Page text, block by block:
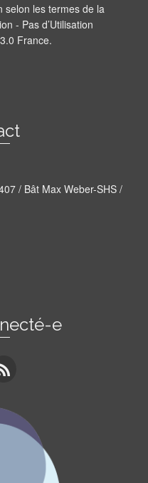
selon les termes de la
- Pas d’Utilisation
France.
/ Bât Max Weber-SHS /
e